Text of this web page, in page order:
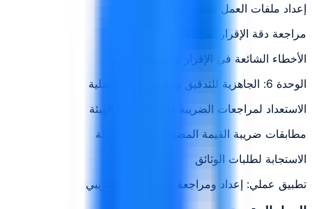
إعداد ملفات العمل الضريبية
مراجعة دقة الإقرار قبل التقديم
الأخطاء الشائعة في الإقرار وكيفية تجنبها
الوحدة 6: الجاهزية للتدقيق وتطبيق عملي عملية
الاستعداد لمراجعات الضريبة واستفسارات الهيئة
مطابقات ضريبة القيمة المضافة وملفات الأدلة
الاستجابة لطلبات الوثائق
تطبيق عملي: إعداد ومراجعة نموذج إقرار ضريبي